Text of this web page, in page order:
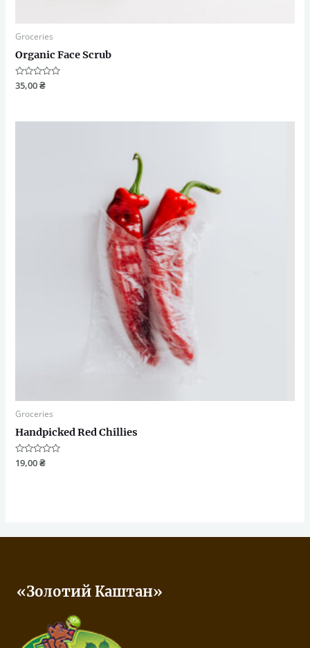
Groceries
Organic Face Scrub
Оцінено
в
35,00₴
Groceries
Handpicked Red Chillies
Оцінено
в
19,00₴
«Золотий Каштан»